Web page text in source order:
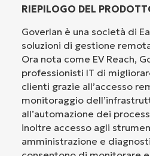
RIEPILOGO DEL
Goverlan è una società di
soluzioni di gestione
Ora nota come EV Reach,
professionisti IT di
clienti grazie all’accesso
monitoraggio
all’automazione dei
inoltre accesso agli
amministrazione e